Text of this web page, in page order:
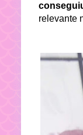
relevante